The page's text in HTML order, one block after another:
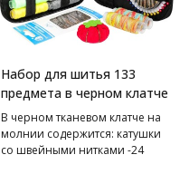
Набор для шитья 133
предмета в черном клатче
В черном тканевом клатче на
молнии содержится: катушки
со швейными нитками -24